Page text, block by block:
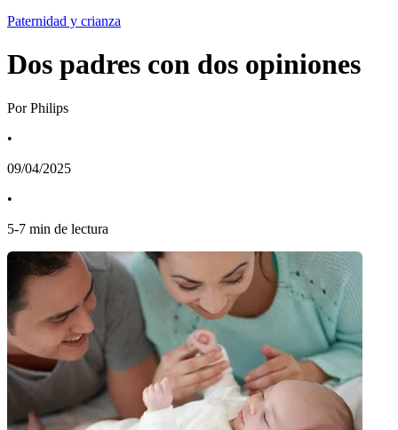
Paternidad y crianza
Dos padres con dos opiniones
Por Philips
•
09/04/2025
•
5-7 min de lectura